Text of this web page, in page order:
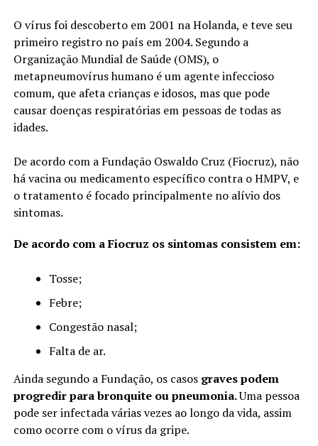
O vírus foi descoberto em 2001 na Holanda, e teve seu
primeiro registro no país em 2004. Segundo a
Organização Mundial de Saúde (OMS), o
metapneumovírus humano é um agente infeccioso
comum, que afeta crianças e idosos, mas que pode
causar doenças respiratórias em pessoas de todas as
idades.
De acordo com a Fundação Oswaldo Cruz (Fiocruz), não
há vacina ou medicamento específico contra o HMPV, e
o tratamento é focado principalmente no alívio dos
sintomas.
De acordo com a Fiocruz os sintomas consistem em:
Tosse;
Febre;
Congestão nasal;
Falta de ar.
Ainda segundo a Fundação, os casos graves podem
progredir para bronquite ou pneumonia.Uma pessoa
pode ser infectada várias vezes ao longo da vida, assim
como ocorre com o vírus da gripe.